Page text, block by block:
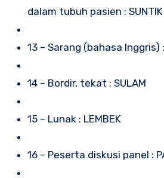
dalam tubuh pasien : SUNTIK
13 – Sarang (bahasa Inggris)
14 – Bordir, tekat : SULAM
15 – Lunak : LEMBEK
16 – Peserta diskusi panel :